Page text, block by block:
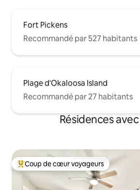
Fort Pickens
Recommandé par 527 habitants
Plage d'Okaloosa Island
Recommandé par 27 habitants
Résidences
Coups de cœur voyageurs les plus
Coup de cœur voyageurs